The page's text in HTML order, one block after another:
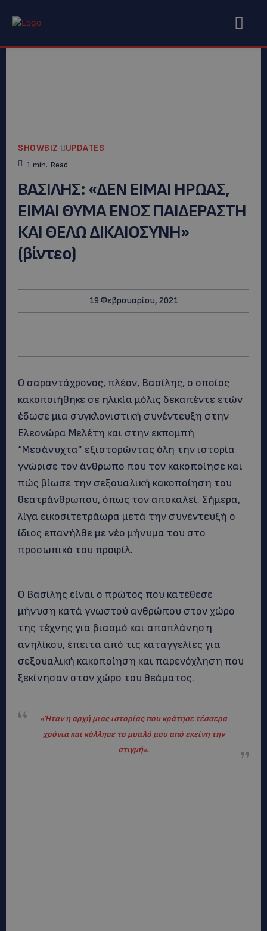
SHOWBIZ UPDATES
1 min. Read
ΒΑΣΙΛΗΣ: «ΔEN EIMAI HΡΩΑΣ,
ΕΙΜΑΙ ΘΥΜΑ ΕΝΟΣ ΠΑΙΔΕΡΑΣΤΗ
ΚΑΙ ΘΕΛΩ ΔΙΚΑΙΟΣΥΝΗ»
(βίντεο)
19 Φεβρουαρίου, 2021
Ο σαραντάχρονος, πλέον, Βασίλης, ο οποίος
κακοποιήθηκε σε ηλικία μόλις δεκαπέντε ετών
έδωσε μια συγκλονιστική συνέντευξη στην
Ελεονώρα Μελέτη και στην εκπομπή
“Μεσάνυχτα” εξιστορώντας όλη την ιστορία
γνώρισε τον άνθρωπο που τον κακοποίησε και
πώς βίωσε την σεξουαλική κακοποίηση του
θεατράνθρωπου, όπως τον αποκαλεί. Σήμερα,
λίγα εικοσιτετράωρα μετά την συνέντευξή ο
ίδιος επανήλθε με νέο μήνυμα του στο
προσωπικό του προφίλ.
Ο Βασίλης είναι ο πρώτος που κατέθεσε
μήνυση κατά γνωστού ανθρώπου στον χώρο
της τέχνης για βιασμό και αποπλάνηση
ανηλίκου, έπειτα από τις καταγγελίες για
σεξουαλική κακοποίηση και παρενόχληση που
ξεκίνησαν στον χώρο του θεάματος.
«Ήταν η αρχή μιας ιστορίας που κράτησε τέσσερα
χρόνια και κόλλησε το μυαλό μου από εκείνη την
στιγμή».